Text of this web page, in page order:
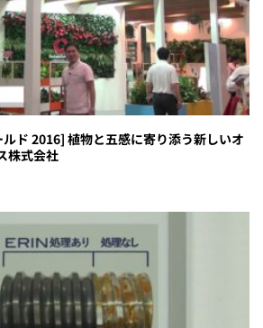
ド 2016] 植物と五感に寄り添う新しいオ
株式会社